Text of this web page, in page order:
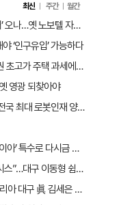
최신 주간 월간
동성로에 글로벌 호텔 ‘그랜드 머큐어’ 오나…옛 노보텔 자리 사무실 개설
‘인구유입’ 가능하다
[부동산 세제개편안 뜯어보니] 수도권 초고가 주택 과세에만 초점…침체된 지방 부동산 대책은 없다
영광 되찾아야
[여기는 AI로봇 수도 대구입니다⑤] 전국 최대 로봇인재 양성소…“대구산업 맞춤형 교육과정 만들자”
[Y르포] 대구 교동귀금속거리, ‘랩 다이아’ 특수로 다시금 활기…“반짝 인기 의존 않는 지속 가능 성장 동력 마련해야”
[폭염 지옥] “아스팔트 사막 속 오아시스”…대구 이동형 쉼터 버스 ‘북적’, 지하철역도 ‘바글’
[나눔 캠페인 통·나·무 시즌3] 미스코리아 대구 眞 김세은 “내가 받은 응원, 다음 사람에게”